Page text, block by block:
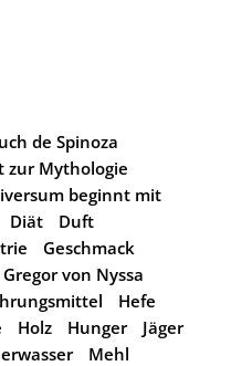
de Spinoza
zur Mythologie
beginnt mit
Diät
Duft
Geschmack
Gregor von Nyssa
Hefe
Holz Hunger
Jäger
Mehl